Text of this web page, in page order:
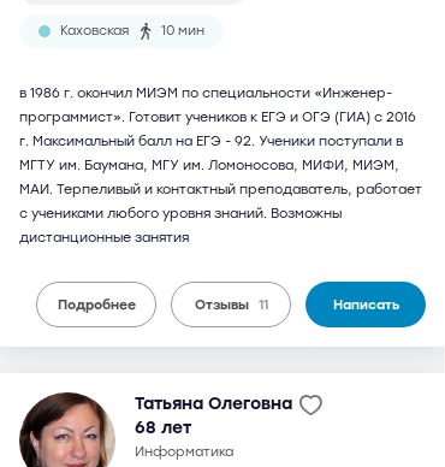
Каховская 10 мин
в 1986 г. окончил МИЭМ по специальности «Инженер-
программист». Готовит учеников к ЕГЭ и ОГЭ (ГИА) с 2016
г. Максимальный балл на ЕГЭ - 92. Ученики поступали в
МГТУ им. Баумана, МГУ им. Ломоносова, МИФИ, МИЭМ,
МАИ. Терпеливый и контактный преподаватель, работает
с учениками любого уровня знаний. Возможны
дистанционные занятия
Подробнее Отзывы 11 Написать
Татьяна Олеговна
68 лет
информатика